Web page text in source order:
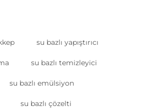
su bazlı yapıştırıcı
su bazlı temizleyici
su bazlı emülsiyon
su bazlı çözelti